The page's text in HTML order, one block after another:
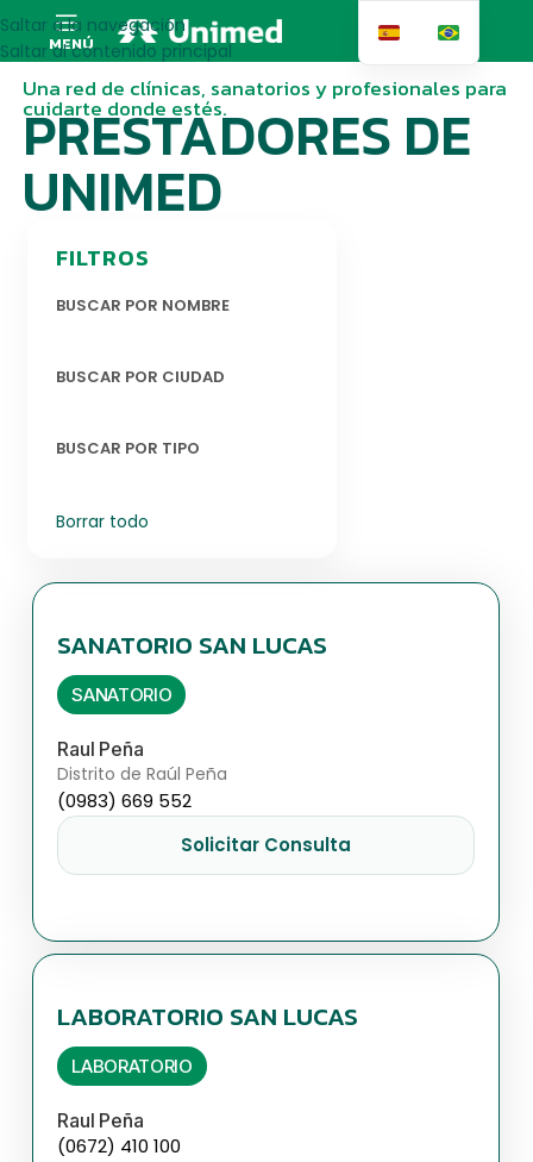
Saltar a la navegación
Saltar al contenido principal
MENÚ
Una red de clínicas, sanatorios y profesionales para
cuidarte donde estés.
PRESTADORES DE
UNIMED
FILTROS
BUSCAR POR NOMBRE
BUSCAR POR CIUDAD
BUSCAR POR TIPO
Borrar todo
SANATORIO SAN LUCAS
SANATORIO
Raul Peña
Distrito de Raúl Peña
(0983) 669 552
Solicitar Consulta
LABORATORIO SAN LUCAS
LABORATORIO
Raul Peña
(0672) 410 100